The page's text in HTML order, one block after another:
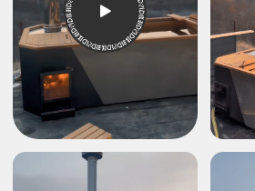
При правильном уходе Сибирская
Ванна прослужит до 50 лет не теряя
своей эстетики.